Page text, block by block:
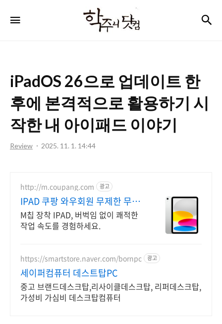
주
컴
iPadOS 26으로 업데이트 한
후에 본격적으로 활용하기 시
작한 내 아이패드 이야기
Review 2025. 11. 1. 14:44
http://m.coupang.com 광고
IPAD 쿠팡 와우회원 무제한 무료
배송
M칩 장착 IPAD, 버벅임 없이 쾌적한
작업 속도를 경험하세요.
https://smartstore.naver.com/bornpc 광고
세이퍼컴퓨터 데스트탑PC
중고 브랜드데스크탑,리사이클데스크탑, 리퍼데스크탑,
가성비 가심비 데스크탑컴퓨터